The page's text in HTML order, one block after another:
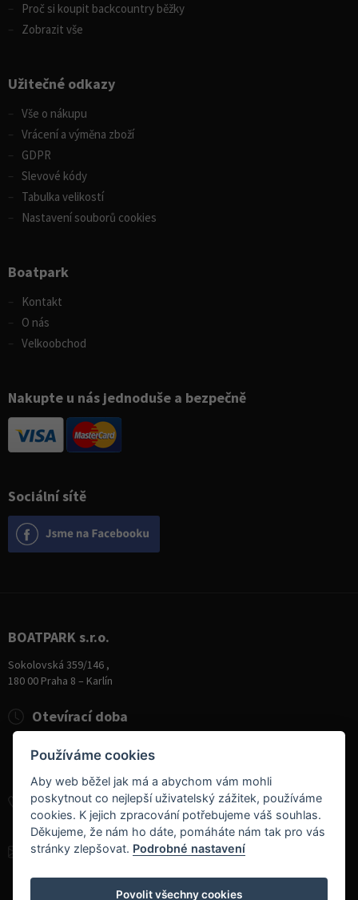
Sociální sítě
Proč si koupit backcountry běžky
Zobrazit vše
Užitečné odkazy
Vše o nákupu
Vrácení a výměna zboží
GDPR
Slevové kódy
Tabulka velikostí
Nastavení souborů cookies
Boatpark
Kontakt
O nás
Velkoobchod
Nakupte u nás jednoduše a bezpečně
BOATPARK s.r.o.
Sokolovská 359/146 ,
180 00 Praha 8 – Karlín
+420 284 826 787
+420 604 728 042
info@boatpark.cz
Otevírací doba
Úterý - Pátek
10:00 - 19:00
Sobota
9:00 - 14:00
Používáme cookies
Aby web běžel jak má a abychom vám mohli
poskytnout co nejlepší uživatelský zážitek, používáme
cookies. K jejich zpracování potřebujeme váš souhlas.
Děkujeme, že nám ho dáte, pomáháte nám tak pro vás
stránky zlepšovat. Podrobné nastavení
Povolit všechny cookies